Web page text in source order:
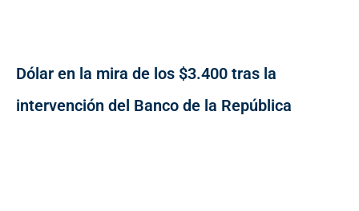
Dólar en la mira de los $3.400 tras la
intervención del Banco de la República